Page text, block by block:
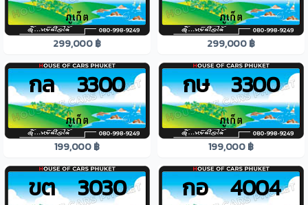
299,000 ฿ 299,000 ฿
กล 3300
199,000 ฿
กษ 3300
199,000 ฿
ขต 3030 กอ 4004